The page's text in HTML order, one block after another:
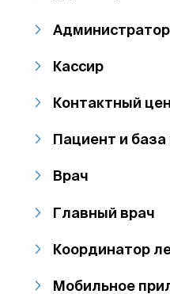
Кассир
Контактный
Пациент и
Врач
Главный врач
Координатор
Мобильное